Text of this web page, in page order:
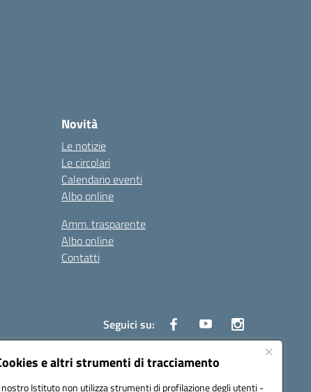
e altri strumenti di tracciamento
nostro Istituto non utilizza strumenti di profilazione degli utenti -
Novità
Le notizie
Le circolari
Calendario eventi
Albo online
Amm. trasparente
Albo online
Contatti
Seguici su: